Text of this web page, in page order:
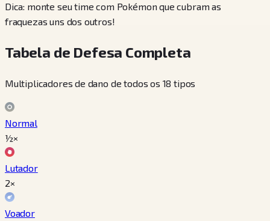
Dica: monte seu time com Pokémon que cubram as
fraquezas uns dos outros!
Tabela de Defesa Completa
Multiplicadores de dano de todos os 18 tipos
Normal
½×
Lutador
2×
Voador